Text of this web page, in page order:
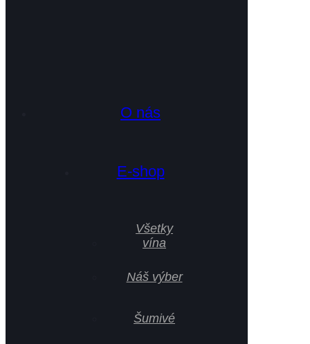
O nás
E-shop
Všetky
vína
Náš výber
Šumivé